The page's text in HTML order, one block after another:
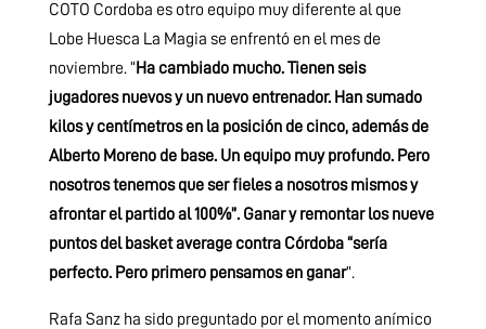
COTO Cordoba es otro equipo muy diferente al que
Lobe Huesca La Magia se enfrentó en el mes de
noviembre. “ Ha cambiado mucho. Tienen seis
jugadores nuevos y un nuevo entrenador. Han sumado
kilos y centímetros en la posición de cinco, además de
Alberto Moreno de base. Un equipo muy profundo. Pero
nosotros tenemos que ser fieles a nosotros mismos y
afrontar el partido al 100%”. Ganar y remontar los nueve
puntos del basket average contra Córdoba “sería
perfecto. Pero primero pensamos en ganar”.
Rafa Sanz ha sido preguntado por el momento anímico